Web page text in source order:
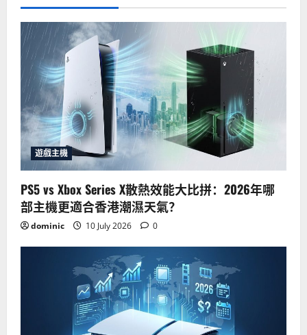
遊戲主機
PS5 vs Xbox Series X散熱效能大比拼：2026年哪
部主機更適合香港潮濕天氣？
dominic 10 July 2026 0